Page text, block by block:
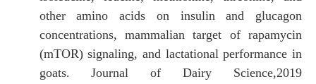
other amino acids on insulin and glucagon
concentrations, mammalian target of rapamycin
(mTOR) signaling, and lactational performance in
goats. Journal of Dairy Science,2019